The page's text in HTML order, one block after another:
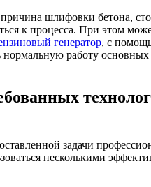
шлифовки бетона,
к процесса. При этом
генератор, с
работу основных
задачи
несколькими